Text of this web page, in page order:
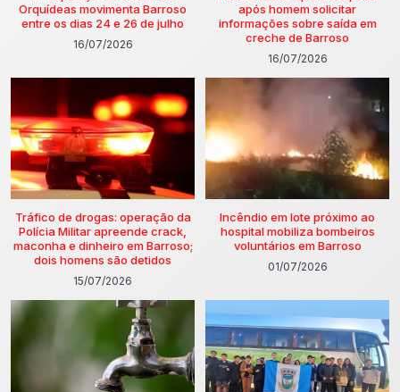
Orquídeas movimenta Barroso
entre os dias 24 e 26 de julho
16/07/2026
após homem solicitar
informações sobre saída em
creche de Barroso
16/07/2026
Tráfico de drogas: operação da
Polícia Militar apreende crack,
maconha e dinheiro em Barroso;
dois homens são detidos
15/07/2026
Incêndio em lote próximo ao
hospital mobiliza bombeiros
voluntários em Barroso
01/07/2026